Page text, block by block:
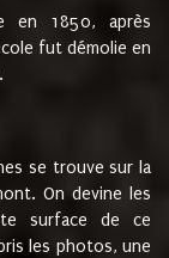
en 1850, après
fut démolie en
se trouve sur la
On devine les
surface de ce
les photos, une